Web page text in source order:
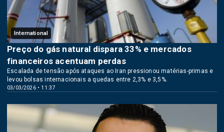
International
03/03/2026 • 11:37
Preço do gás natural dispara 33% e mercados
financeiros acentuam perdas
Escalada de tensão após ataques ao Iran pressionou matérias-primas e
levou bolsas internacionais a quedas entre 2,3% e 3,5%.